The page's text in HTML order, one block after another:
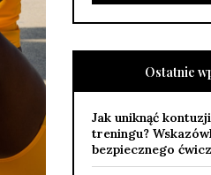
Ostatnie
Jak uniknąć
treningu?
bezpiecznego